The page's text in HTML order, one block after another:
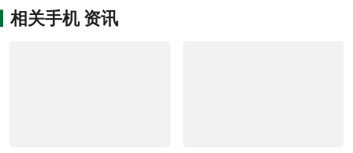
相关手机 资讯